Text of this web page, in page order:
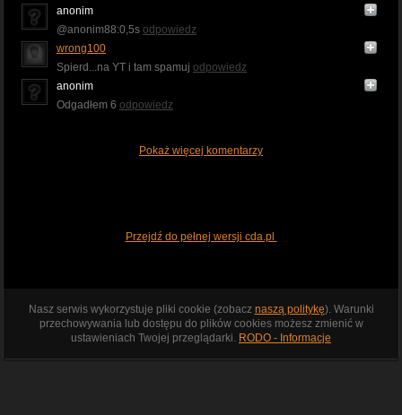
anonim
@anonim88:0,5s odpowiedz
wrong100
Spierd...na YT i tam spamuj odpowiedz
anonim
Odgadłem 6 odpowiedz
Pokaż więcej komentarzy
Przejdź do pełnej wersji cda.pl
Nasz serwis wykorzystuje pliki cookie (zobacz naszą politykę). Warunki
przechowywania lub dostępu do plików cookies możesz zmienić w
ustawieniach Twojej przeglądarki. RODO - Informacje